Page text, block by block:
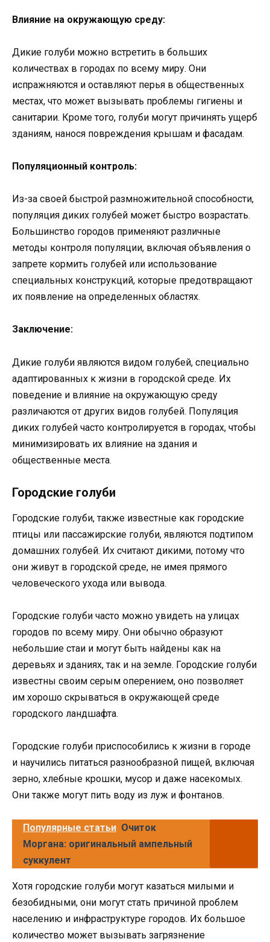
Влияние на окружающую среду:
Дикие голуби можно встретить в больших
количествах в городах по всему миру. Они
испражняются и оставляют перья в общественных
местах, что может вызывать проблемы гигиены и
санитарии. Кроме того, голуби могут причинять ущерб
зданиям, нанося повреждения крышам и фасадам.
Популяционный контроль:
Из-за своей быстрой размножительной способности,
популяция диких голубей может быстро возрастать.
Большинство городов применяют различные
методы контроля популяции, включая объявления о
запрете кормить голубей или использование
специальных конструкций, которые предотвращают
их появление на определенных областях.
Заключение:
Дикие голуби являются видом голубей, специально
адаптированных к жизни в городской среде. Их
поведение и влияние на окружающую среду
различаются от других видов голубей. Популяция
диких голубей часто контролируется в городах, чтобы
минимизировать их влияние на здания и
общественные места.
Городские голуби
Городские голуби, также известные как городские
птицы или пассажирские голуби, являются подтипом
домашних голубей. Их считают дикими, потому что
они живут в городской среде, не имея прямого
человеческого ухода или вывода.
Городские голуби часто можно увидеть на улицах
городов по всему миру. Они обычно образуют
небольшие стаи и могут быть найдены как на
деревьях и зданиях, так и на земле. Городские голуби
известны своим серым оперением, оно позволяет
им хорошо скрываться в окружающей среде
городского ландшафта.
Городские голуби приспособились к жизни в городе
и научились питаться разнообразной пищей, включая
зерно, хлебные крошки, мусор и даже насекомых.
Они также могут пить воду из луж и фонтанов.
Популярные статьи Очиток
Моргана: оригинальный ампельный
суккулент
Хотя городские голуби могут казаться милыми и
безобидными, они могут стать причиной проблем
населению и инфраструктуре городов. Их большое
количество может вызывать загрязнение